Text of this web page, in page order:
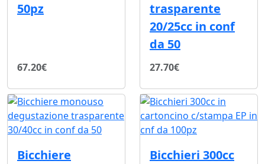
50pz
67.20€
trasparente
20/25cc in conf
da 50
27.70€
Bicchiere
Bicchieri 300cc